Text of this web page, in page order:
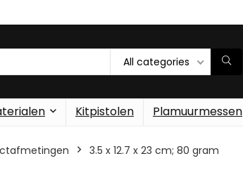
All categories
Kitpistolen Plamuurmessen
‎3.5 x 12.7 x 23 cm; 80 gram